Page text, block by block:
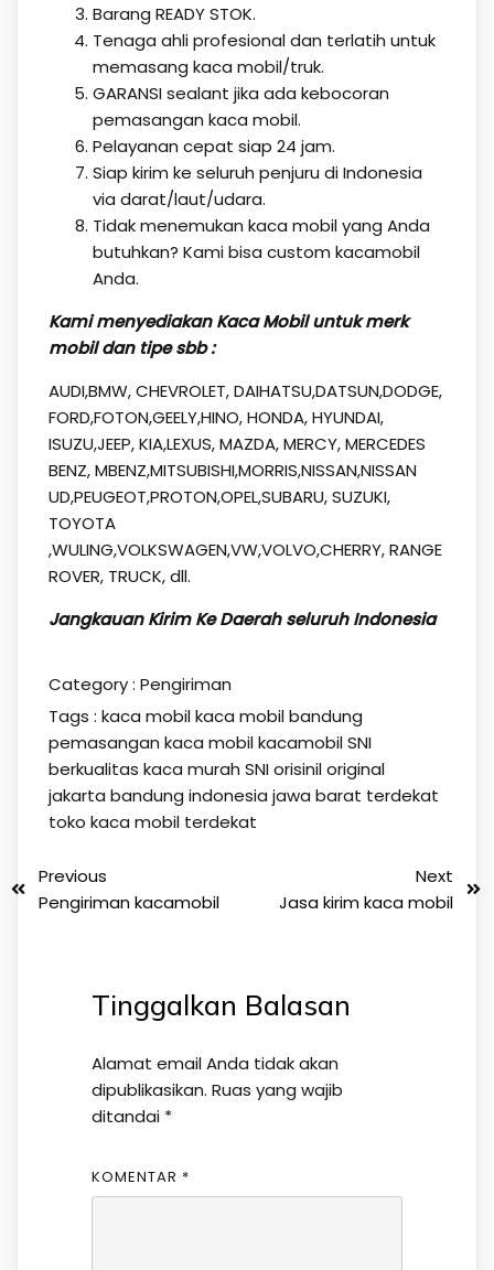
Barang READY STOK.
Tenaga ahli profesional dan terlatih untuk
memasang kaca mobil/truk.
GARANSI sealant jika ada kebocoran
pemasangan kaca mobil.
Pelayanan cepat siap 24 jam.
Siap kirim ke seluruh penjuru di Indonesia
via darat/laut/udara.
Tidak menemukan kaca mobil yang Anda
butuhkan? Kami bisa custom kacamobil
Anda.
Kami menyediakan Kaca Mobil untuk merk
mobil dan tipe sbb :
AUDI,BMW, CHEVROLET, DAIHATSU,DATSUN,DODGE,
FORD,FOTON,GEELY,HINO, HONDA, HYUNDAI,
ISUZU,JEEP, KIA,LEXUS, MAZDA, MERCY, MERCEDES
BENZ, MBENZ,MITSUBISHI,MORRIS,NISSAN,NISSAN
UD,PEUGEOT,PROTON,OPEL,SUBARU, SUZUKI,
TOYOTA
,WULING,VOLKSWAGEN,VW,VOLVO,CHERRY, RANGE
ROVER, TRUCK, dll.
Jangkauan Kirim Ke Daerah seluruh Indonesia
Category : Pengiriman
Tags : kaca mobilkaca mobil bandung
pemasangan kaca mobil kacamobil SNI
berkualitas kaca murah SNI orisinil original
jakarta bandung indonesia jawa barat terdekat
toko kaca mobil terdekat
Previous
Pengiriman kacamobil
Next
Jasa kirim kaca mobil
Tinggalkan Balasan
Alamat email Anda tidak akan
dipublikasikan. Ruas yang wajib
ditandai *
KOMENTAR *